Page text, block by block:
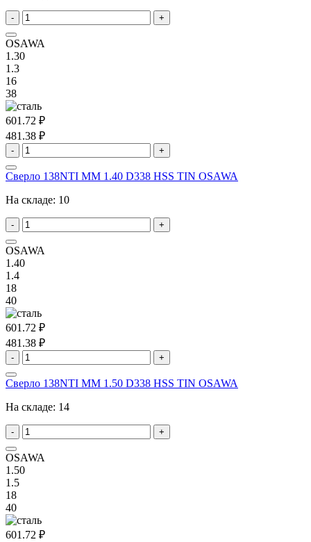
- +
OSAWA
1.30
1.3
16
38
601.72 ₽
481.38 ₽
- +
Сверло 138NTI MM 1.40 D338 HSS TIN OSAWA
На складе: 10
- +
OSAWA
1.40
1.4
18
40
601.72 ₽
481.38 ₽
- +
Сверло 138NTI MM 1.50 D338 HSS TIN OSAWA
На складе: 14
- +
OSAWA
1.50
1.5
18
40
601.72 ₽